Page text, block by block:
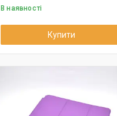
В наявності
Купити